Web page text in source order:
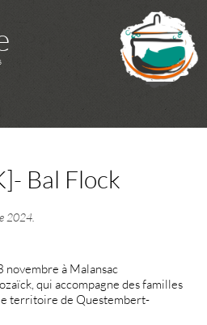
Bal Flock
2024
novembre à Malansac
qui accompagne des familles
territoire de Questembert-